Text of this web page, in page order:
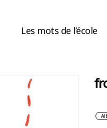
Les mots de l’école